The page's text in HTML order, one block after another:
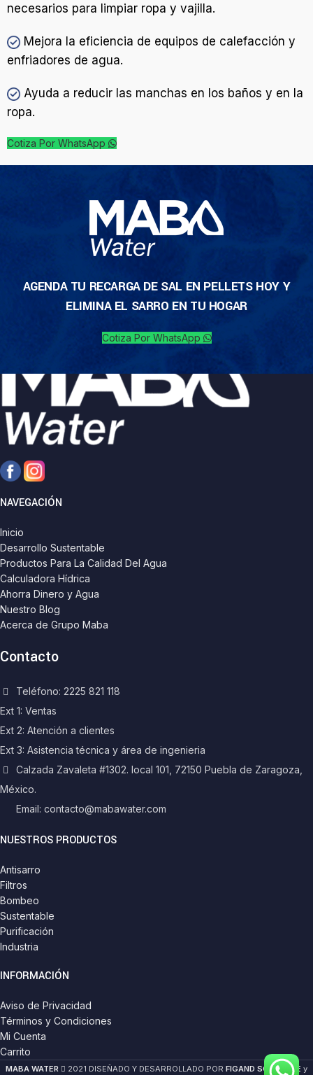
necesarios para limpiar ropa y vajilla.
Mejora la eficiencia de equipos de calefacción y
enfriadores de agua.
Ayuda a reducir las manchas en los baños y en la
ropa.
Cotiza Por WhatsApp
AGENDA TU RECARGA DE SAL EN PELLETS HOY Y
ELIMINA EL SARRO EN TU HOGAR
Cotiza Por WhatsApp
NAVEGACIÓN
Inicio
Desarrollo Sustentable
Productos Para La Calidad Del Agua
Calculadora Hídrica
Ahorra Dinero y Agua
Nuestro Blog
Acerca de Grupo Maba
Contacto
Teléfono: 2225 821 118
Ext 1: Ventas
Ext 2: Atención a clientes
Ext 3: Asistencia técnica y área de ingenieria
Calzada Zavaleta #1302. local 101, 72150 Puebla de Zaragoza,
México.
Email: contacto@mabawater.com
NUESTROS PRODUCTOS
Antisarro
Filtros
Bombeo
Sustentable
Purificación
Industria
INFORMACIÓN
Aviso de Privacidad
Términos y Condiciones
Mi Cuenta
Carrito
MABA WATER 2021 DISEÑADO Y DESARROLLADO POR FIGAND SOFTWARE y